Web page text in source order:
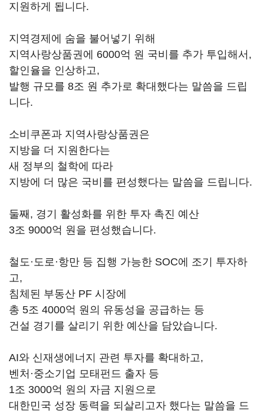
지원하게 됩니다.
지역경제에 숨을 불어넣기 위해
지역사랑상품권에 6000억 원 국비를 추가 투입해서,
할인율을 인상하고,
발행 규모를 8조 원 추가로 확대했다는 말씀을 드립
니다.
소비쿠폰과 지역사랑상품권은
지방을 더 지원한다는
새 정부의 철학에 따라
지방에 더 많은 국비를 편성했다는 말씀을 드립니다.
둘째, 경기 활성화를 위한 투자 촉진 예산
3조 9000억 원을 편성했습니다.
철도·도로·항만 등 집행 가능한 SOC에 조기 투자하
고,
침체된 부동산 PF 시장에
총 5조 4000억 원의 유동성을 공급하는 등
건설 경기를 살리기 위한 예산을 담았습니다.
AI와 신재생에너지 관련 투자를 확대하고,
벤처·중소기업 모태펀드 출자 등
1조 3000억 원의 자금 지원으로
대한민국 성장 동력을 되살리고자 했다는 말씀을 드